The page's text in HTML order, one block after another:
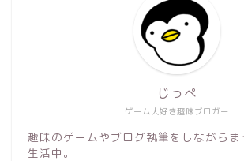
ゲーム大好き趣味ブロガー
じっぺ
趣味のゲームやブログ執筆をしながらま
生活中。